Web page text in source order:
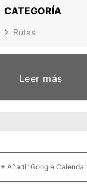
CATEGORÍA
Rutas
Leer más
+ Añadir Google Calendar